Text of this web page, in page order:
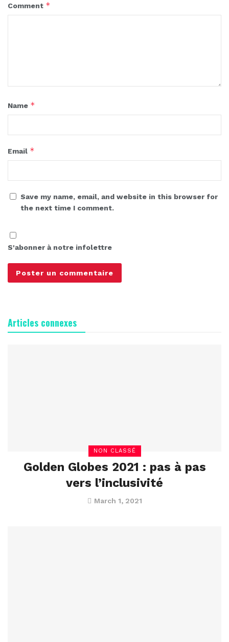
Comment *
Name *
Email *
Save my name, email, and website in this browser for
the next time I comment.
S'abonner à notre infolettre
Articles connexes
NON CLASSÉ
Golden Globes 2021 : pas à pas
vers l’inclusivité
March 1, 2021